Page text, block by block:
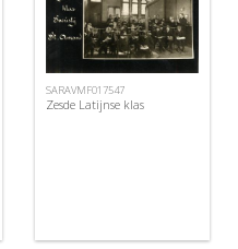
SARAVMF017547
Zesde Latijnse klas